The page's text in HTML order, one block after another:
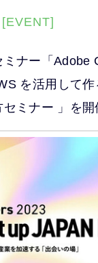
[EVENT]
ミナー「Adobe
を活用して
ミナー 」を開